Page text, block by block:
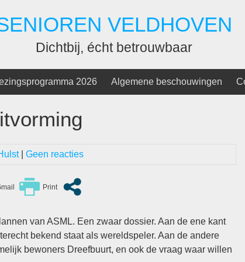
VELDHOVEN
Dichtbij, écht betrouwbaar
2026 Algemene beschouwingen
| Geen reacties
van ASML. Een zwaar dossier. Aan de ene kant
bekend staat als wereldspeler. Aan de andere
bewoners Dreefbuurt, en ook de vraag waar willen